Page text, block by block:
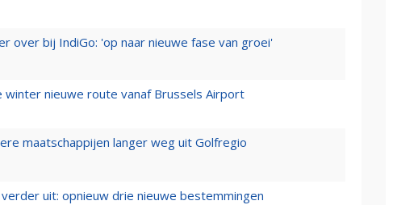
over bij IndiGo: 'op naar nieuwe fase van groei'
winter nieuwe route vanaf Brussels Airport
maatschappijen langer weg uit Golfregio
uit: opnieuw drie nieuwe bestemmingen